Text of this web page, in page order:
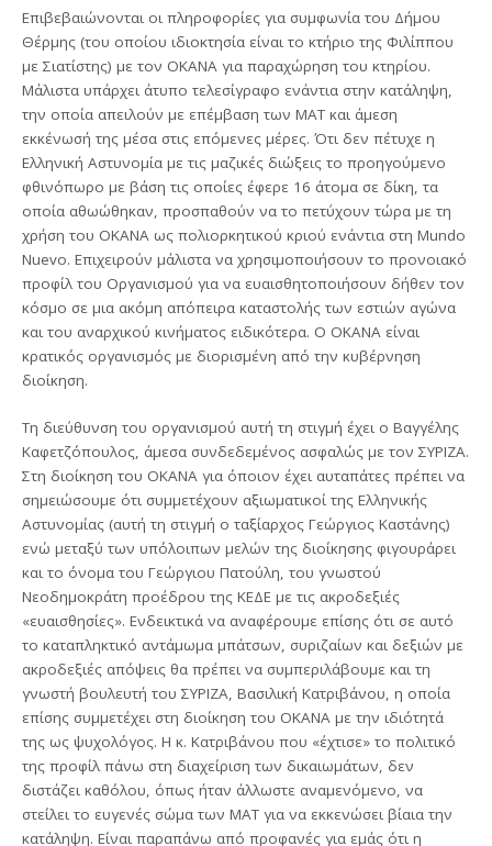
Επιβεβαιώνονται οι πληροφορίες για συμφωνία του Δήμου
Θέρμης (του οποίου ιδιοκτησία είναι το κτήριο της Φιλίππου
με Σιατίστης) με τον ΟΚΑΝΑ για παραχώρηση του κτηρίου.
Μάλιστα υπάρχει άτυπο τελεσίγραφο ενάντια στην κατάληψη,
την οποία απειλούν με επέμβαση των ΜΑΤ και άμεση
εκκένωσή της μέσα στις επόμενες μέρες. Ότι δεν πέτυχε η
Ελληνική Αστυνομία με τις μαζικές διώξεις το προηγούμενο
φθινόπωρο με βάση τις οποίες έφερε 16 άτομα σε δίκη, τα
οποία αθωώθηκαν, προσπαθούν να το πετύχουν τώρα με τη
χρήση του ΟΚΑΝΑ ως πολιορκητικού κριού ενάντια στη Mundo
Nuevo. Επιχειρούν μάλιστα να χρησιμοποιήσουν το προνοιακό
προφίλ του Οργανισμού για να ευαισθητοποιήσουν δήθεν τον
κόσμο σε μια ακόμη απόπειρα καταστολής των εστιών αγώνα
και του αναρχικού κινήματος ειδικότερα. Ο ΟΚΑΝΑ είναι
κρατικός οργανισμός με διορισμένη από την κυβέρνηση
διοίκηση.
Τη διεύθυνση του οργανισμού αυτή τη στιγμή έχει ο Βαγγέλης
Καφετζόπουλος, άμεσα συνδεδεμένος ασφαλώς με τον ΣΥΡΙΖΑ.
Στη διοίκηση του ΟΚΑΝΑ για όποιον έχει αυταπάτες πρέπει να
σημειώσουμε ότι συμμετέχουν αξιωματικοί της Ελληνικής
Αστυνομίας (αυτή τη στιγμή ο ταξίαρχος Γεώργιος Καστάνης)
ενώ μεταξύ των υπόλοιπων μελών της διοίκησης φιγουράρει
και το όνομα του Γεώργιου Πατούλη, του γνωστού
Νεοδημοκράτη προέδρου της ΚΕΔΕ με τις ακροδεξιές
«ευαισθησίες». Ενδεικτικά να αναφέρουμε επίσης ότι σε αυτό
το καταπληκτικό αντάμωμα μπάτσων, συριζαίων και δεξιών με
ακροδεξιές απόψεις θα πρέπει να συμπεριλάβουμε και τη
γνωστή βουλευτή του ΣΥΡΙΖΑ, Βασιλική Κατριβάνου, η οποία
επίσης συμμετέχει στη διοίκηση του ΟΚΑΝΑ με την ιδιότητά
της ως ψυχολόγος. Η κ. Κατριβάνου που «έχτισε» το πολιτικό
της προφίλ πάνω στη διαχείριση των δικαιωμάτων, δεν
διστάζει καθόλου, όπως ήταν άλλωστε αναμενόμενο, να
στείλει το ευγενές σώμα των ΜΑΤ για να εκκενώσει βίαια την
κατάληψη. Είναι παραπάνω από προφανές για εμάς ότι η